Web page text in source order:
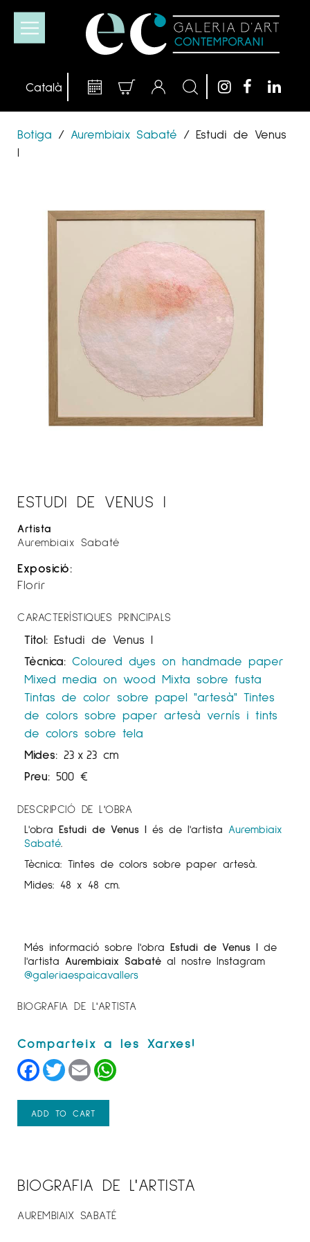
Botiga / Aurembiaix Sabaté / Estudi de Venus
I
ESTUDI DE VENUS I
Artista
Aurembiaix Sabaté
Exposició:
Florir
CARACTERÍSTIQUES PRINCIPALS
Títol: Estudi de Venus I
Tècnica: Coloured dyes on handmade paper
Mixed media on wood Mixta sobre fusta
Tintas de color sobre papel "artesà" Tintes
de colors sobre paper artesà vernís i tints
de colors sobre tela
Mides: 23 x 23 cm
Preu: 500 €
DESCRIPCIÓ DE L'OBRA
L'obra Estudi de Venus I és de l'artista Aurembiaix
Sabaté.
Tècnica: Tintes de colors sobre paper artesà.
Mides: 48 x 48 cm.
Més informació sobre l'obra Estudi de Venus I de
l'artista Aurembiaix Sabaté al nostre Instagram
@galeriaespaicavallers
BIOGRAFIA DE L'ARTISTA
Facebook
TwitterEmail
ADD TO CART
BIOGRAFIA DE L'ARTISTA
AUREMBIAIX SABATÉ